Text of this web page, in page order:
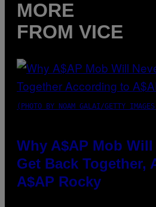
MORE
FROM VICE
(PHOTO BY NOAM GALAI/GETTY
Why A$AP Mob
Get Back Together,
A$AP Rocky